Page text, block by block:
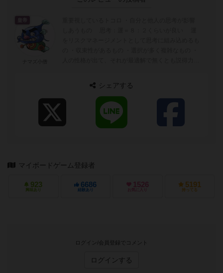
シェアする
マイボードゲーム登録者
923
興味あり
6686
経験あり
1526
お気に入り
5191
持ってる
ログイン/会員登録でコメント
ログインする